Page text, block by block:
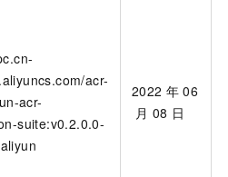
acr-
acr-
suite:v0.2.0.0-
2022 年 06
月 08 日